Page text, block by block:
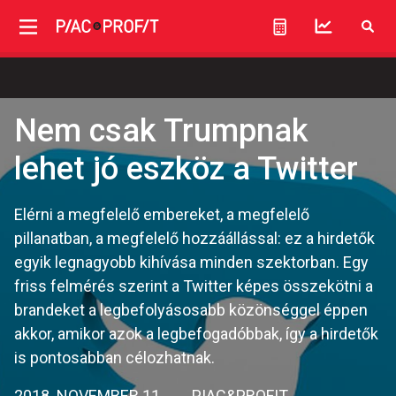
Nem csak Trumpnak
lehet jó eszköz a Twitter
Elérni a megfelelő embereket, a megfelelő
pillanatban, a megfelelő hozzáállással: ez a hirdetők
egyik legnagyobb kihívása minden szektorban. Egy
friss felmérés szerint a Twitter képes összekötni a
brandeket a legbefolyásosabb közönséggel éppen
akkor, amikor azok a legbefogadóbbak, így a hirdetők
is pontosabban célozhatnak.